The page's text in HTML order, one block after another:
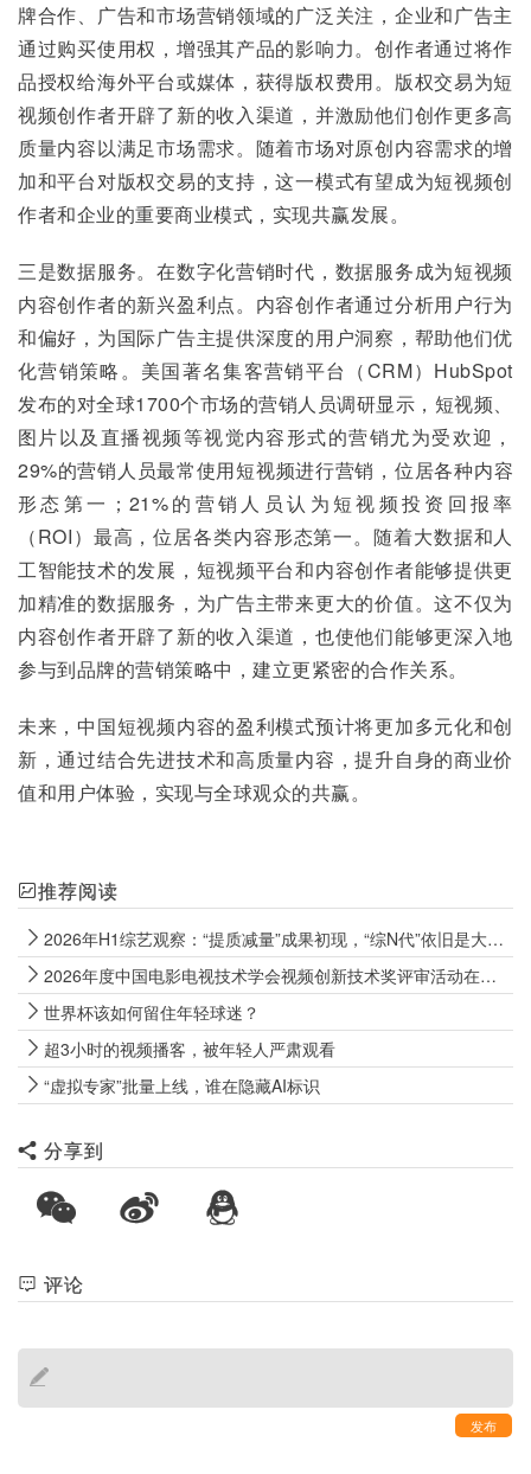
牌合作、广告和市场营销领域的广泛关注，企业和广告主
通过购买使用权，增强其产品的影响力。创作者通过将作
品授权给海外平台或媒体，获得版权费用。版权交易为短
视频创作者开辟了新的收入渠道，并激励他们创作更多高
质量内容以满足市场需求。随着市场对原创内容需求的增
加和平台对版权交易的支持，这一模式有望成为短视频创
作者和企业的重要商业模式，实现共赢发展。
三是数据服务。在数字化营销时代，数据服务成为短视频
内容创作者的新兴盈利点。内容创作者通过分析用户行为
和偏好，为国际广告主提供深度的用户洞察，帮助他们优
化营销策略。美国著名集客营销平台（CRM）HubSpot
发布的对全球1700个市场的营销人员调研显示，短视频、
图片以及直播视频等视觉内容形式的营销尤为受欢迎，
29%的营销人员最常使用短视频进行营销，位居各种内容
形态第一；21%的营销人员认为短视频投资回报率
（ROI）最高，位居各类内容形态第一。随着大数据和人
工智能技术的发展，短视频平台和内容创作者能够提供更
加精准的数据服务，为广告主带来更大的价值。这不仅为
内容创作者开辟了新的收入渠道，也使他们能够更深入地
参与到品牌的营销策略中，建立更紧密的合作关系。
未来，中国短视频内容的盈利模式预计将更加多元化和创
新，通过结合先进技术和高质量内容，提升自身的商业价
值和用户体验，实现与全球观众的共赢。
推荐阅读
2026年H1综艺观察：“提质减量”成果初现，“综N代”依旧是大盘“压舱石”
2026年度中国电影电视技术学会视频创新技术奖评审活动在南京成功举办
世界杯该如何留住年轻球迷？
超3小时的视频播客，被年轻人严肃观看
“虚拟专家”批量上线，谁在隐藏AI标识
分享到
评论
发布